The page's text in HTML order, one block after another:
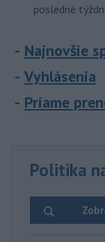
posledné
Najnovšie
Vyhlásenia
Priame
Politika